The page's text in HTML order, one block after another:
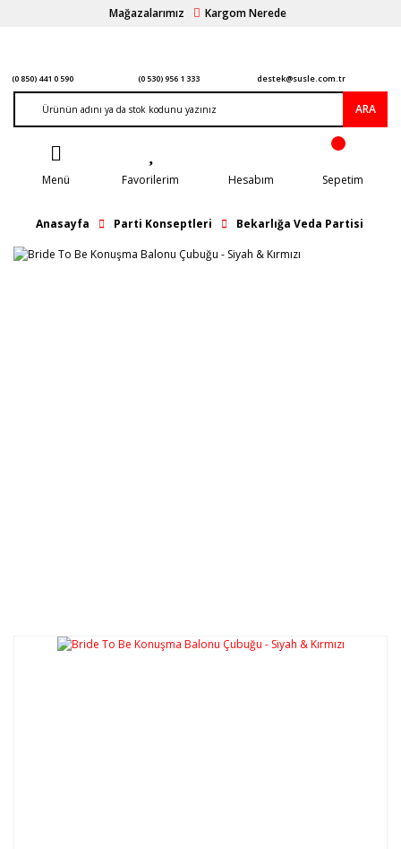
Mağazalarımız Kargom Nerede
(0 850) 441 0 590 (0 530) 956 1 333 destek@susle.com.tr
ARA
Menü Favorilerim Hesabım Sepetim
Anasayfa Parti Konseptleri Bekarlığa Veda Partisi